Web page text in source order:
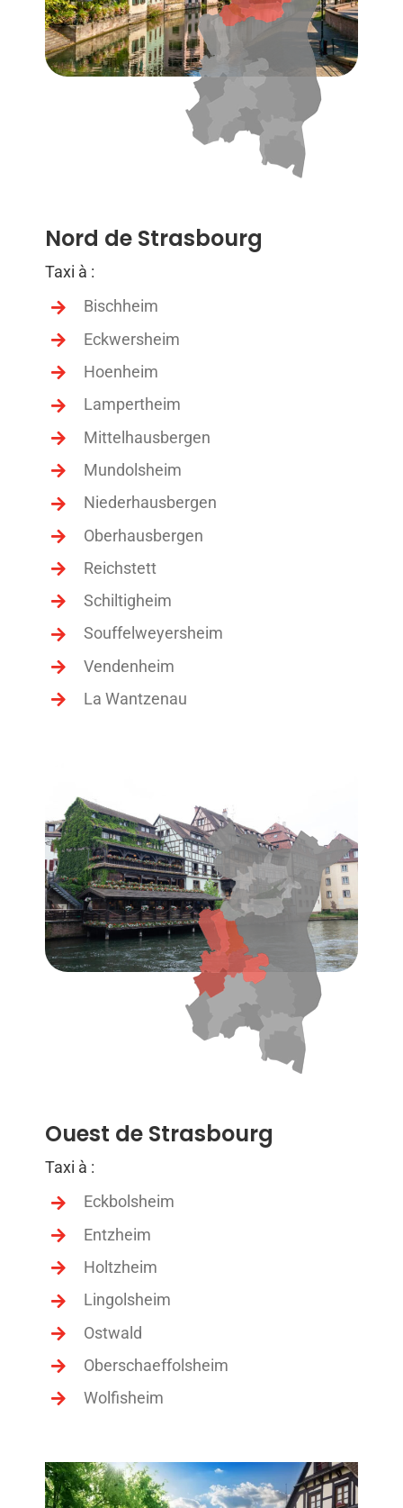
Nord de Strasbourg
Taxi à :
Bischheim
Eckwersheim
Hoenheim
Lampertheim
Mittelhausbergen
Mundolsheim
Niederhausbergen
Oberhausbergen
Reichstett
Schiltigheim
Souffelweyersheim
Vendenheim
La Wantzenau
Ouest de Strasbourg
Taxi à :
Eckbolsheim
Entzheim
Holtzheim
Lingolsheim
Ostwald
Oberschaeffolsheim
Wolfisheim